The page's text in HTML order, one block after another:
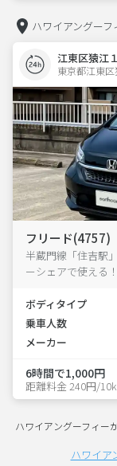
ハワイアングーフ
江東区猿江
東京都江東
フリード(4757)
半蔵門線「住吉駅
ーシェアで使える！
ボディタイプ
乗車人数
メーカー
6時間で1,000円
距離料金 240円/
ハワイアングーフィー
ハワイア